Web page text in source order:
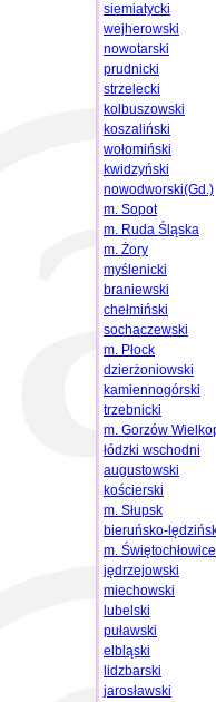
siemiatycki
wejherowski
nowotarski
prudnicki
strzelecki
kolbuszowski
koszaliński
wołomiński
kwidzyński
nowodworski(Gd.)
m. Sopot
m. Ruda Śląska
m. Żory
myślenicki
braniewski
chełmiński
sochaczewski
m. Płock
dzierżoniowski
kamiennogórski
trzebnicki
m. Gorzów
łódzki wschodni
augustowski
kościerski
m. Słupsk
bieruńsko-
m. Świętochłowice
jędrzejowski
miechowski
lubelski
puławski
elbląski
lidzbarski
jarosławski